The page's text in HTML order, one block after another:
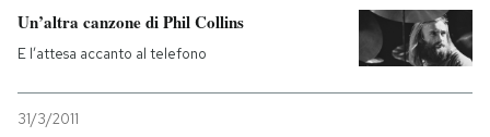
Un’altra canzone di Phil Collins
E l’attesa accanto al telefono
31/3/2011